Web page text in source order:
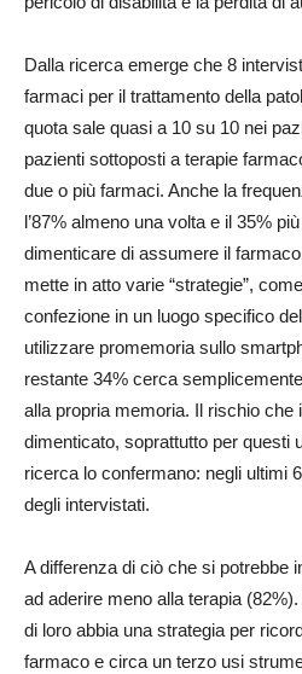
Dalla ricerca emerge che 8
farmaci per il trattamento della
quota sale quasi a 10 su 10 nei
pazienti sottoposti a terapie
due o più farmaci. Anche la
l’87% almeno una volta e il 35%
dimenticare di assumere il
mette in atto varie “strategie”,
confezione in un luogo specifico
utilizzare promemoria sullo
restante 34% cerca
alla propria memoria. Il rischio
dimenticato, soprattutto per questi
ricerca lo confermano: negli ultimi
degli intervistati.
A differenza di ciò che si potrebbe
ad aderire meno alla terapia
di loro abbia una strategia per
farmaco e circa un terzo usi